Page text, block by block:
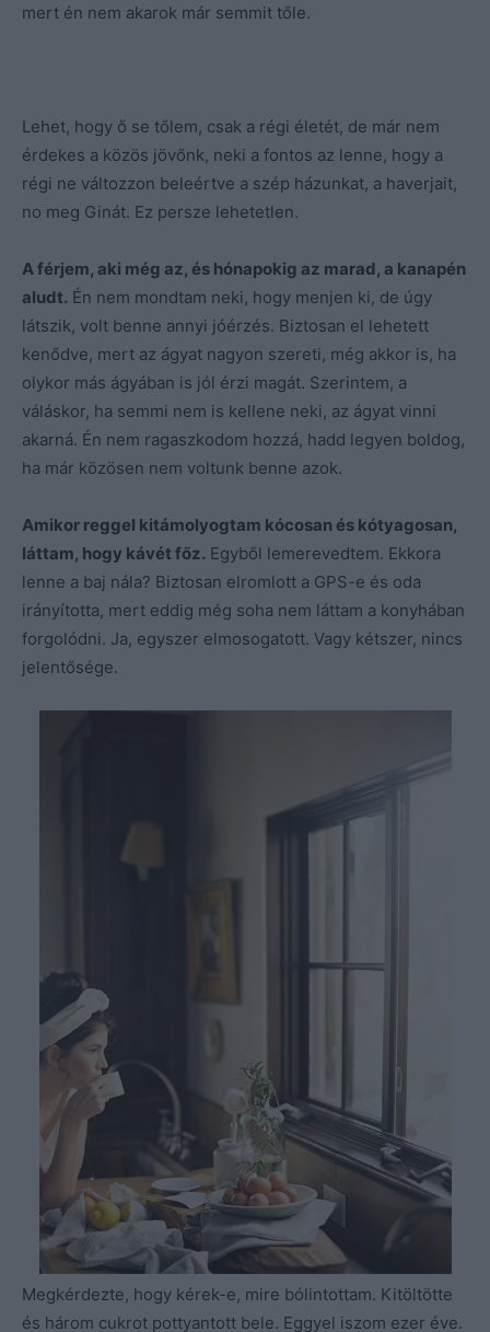
mert én nem akarok már semmit tőle.
Lehet, hogy ő se tőlem, csak a régi életét, de már nem
érdekes a közös jövőnk, neki a fontos az lenne, hogy a
régi ne változzon beleértve a szép házunkat, a haverjait,
no meg Ginát. Ez persze lehetetlen.
A férjem, aki még az, és hónapokig az marad, a kanapén
aludt. Én nem mondtam neki, hogy menjen ki, de úgy
látszik, volt benne annyi jóérzés. Biztosan el lehetett
kenődve, mert az ágyat nagyon szereti, még akkor is, ha
olykor más ágyában is jól érzi magát. Szerintem, a
váláskor, ha semmi nem is kellene neki, az ágyat vinni
akarná. Én nem ragaszkodom hozzá, hadd legyen boldog,
ha már közösen nem voltunk benne azok.
Amikor reggel kitámolyogtam kócosan és kótyagosan,
láttam, hogy kávét főz. Egyből lemerevedtem. Ekkora
lenne a baj nála? Biztosan elromlott a GPS-e és oda
irányította, mert eddig még soha nem láttam a konyhában
forgolódni. Ja, egyszer elmosogatott. Vagy kétszer, nincs
jelentősége.
Megkérdezte, hogy kérek-e, mire bólintottam. Kitöltötte
és három cukrot pottyantott bele. Eggyel iszom ezer éve.